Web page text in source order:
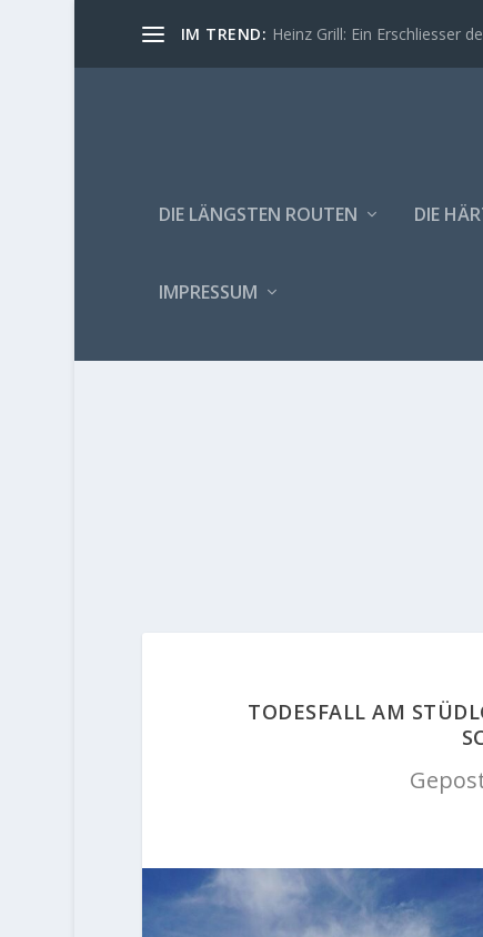
IM TREND: Heinz Grill: Ein Erschliesser
DIE LÄNGSTEN ROUTEN DIE
IMPRESSUM
TODESFALL AM